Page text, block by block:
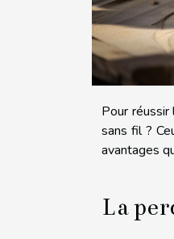
Pour
sans fil ?
avantages
La